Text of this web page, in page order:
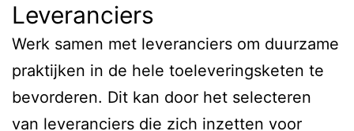
Leveranciers
Werk samen met leveranciers om duurzame
praktijken in de hele toeleveringsketen te
bevorderen. Dit kan door het selecteren
van leveranciers die zich inzetten voor